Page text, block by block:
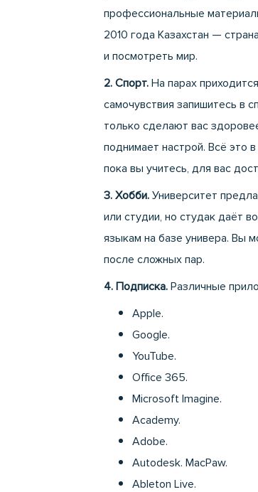
профессиональные
2010 года Казахстан —
и посмотреть мир.
2. Спорт.На парах
самочувствия запишитесь в
только сделают вас
поднимает настрой. Всё это
пока вы учитесь, для вас
3. Хобби. Университет
или студии, но студак даёт
языкам на базе универа. Вы
после сложных пар.
4. Подписка.Различные
Apple.
Google.
YouTube.
Office 365.
Microsoft Imagine.
Academy.
Adobe.
Autodesk. MacPaw.
Ableton Live.